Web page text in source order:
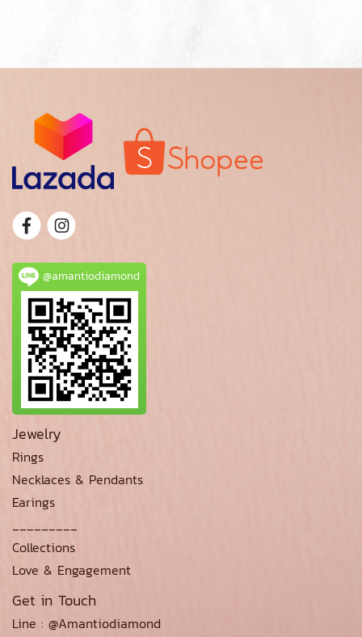
@amantiodiamond
Jewelry
Rings
Necklaces & Pendants
Earings
Collections
Love & Engagement
Get in Touch
Line : @Amantiodiamond